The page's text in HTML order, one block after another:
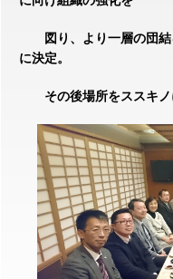
図り、より一層の団結
に決定。
その後場所をススキノ